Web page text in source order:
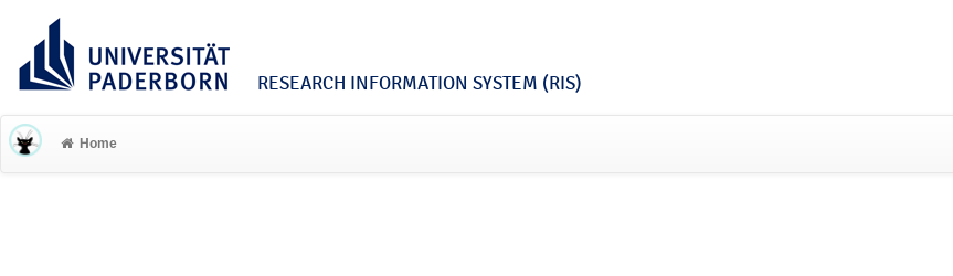
RESEARCH INFORMATION SYSTEM (RIS)
Home